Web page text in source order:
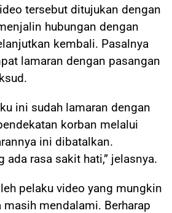
tersebut ditujukan dengan
hubungan dengan
kembali. Pasalnya
lamaran dengan pasangan
ini sudah lamaran dengan
korban melalui
ini dibatalkan.
ada rasa sakit hati,” jelasnya.
pelaku video yang mungkin
mendalami. Berharap